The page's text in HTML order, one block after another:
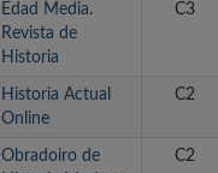
Edad Media.
Revista de
Historia
C3
Historia Actual
Online
C2
Obradoiro de
C2